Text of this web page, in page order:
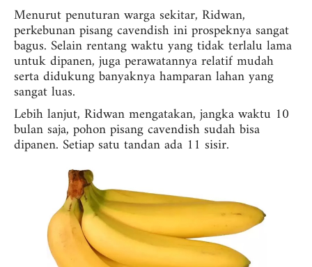
Menurut penuturan warga sekitar, Ridwan,
perkebunan pisang cavendish ini prospeknya sangat
bagus. Selain rentang waktu yang tidak terlalu lama
untuk dipanen, juga perawatannya relatif mudah
serta didukung banyaknya hamparan lahan yang
sangat luas.
Lebih lanjut, Ridwan mengatakan, jangka waktu 10
bulan saja, pohon pisang cavendish sudah bisa
dipanen. Setiap satu tandan ada 11 sisir.